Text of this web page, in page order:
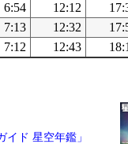
6:54 12:12
7:13 12:32
7:12 12:43
ド 星空年鑑」